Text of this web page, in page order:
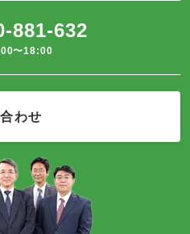
881-632
〜18:00
わせ